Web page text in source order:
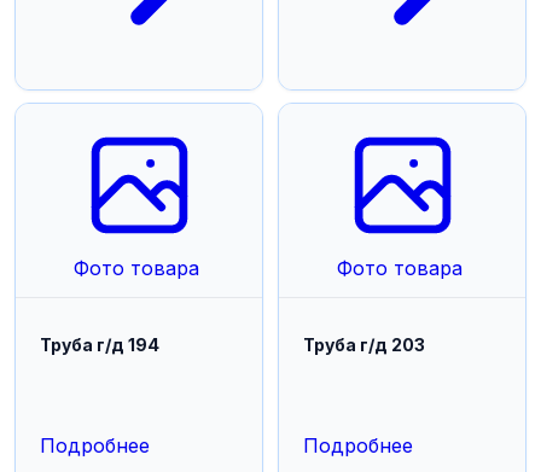
Фото товара
Труба г/д 194
Подробнее
Фото товара
Труба г/д 203
Подробнее